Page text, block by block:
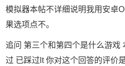
模拟器本帖不详细说明我用安卓
果选项点不。
追问 第三个和第四个是什么游戏
过 已踩过lt 你对这个回答的评价